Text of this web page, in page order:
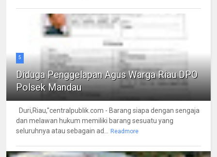
5
Diduga Penggelapan Agus Warga Riau DPO
Polsek Mandau
Duri,Riau,"centralpublik.com - Barang siapa dengan sengaja
dan melawan hukum memiliki barang sesuatu yang
seluruhnya atau sebagain ad...
Readmore